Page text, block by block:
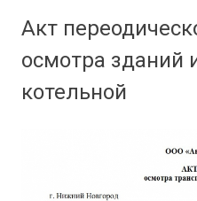
Акт
осмотра зданий
котельной